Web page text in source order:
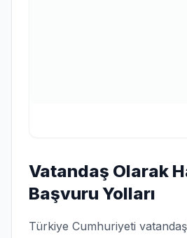
Vatandaş Olarak
Başvuru Yolları
Türkiye Cumhuriyeti